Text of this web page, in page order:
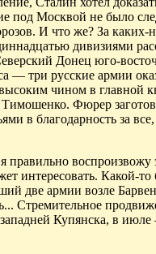
под Москвой не было
И что же? За каких-
дивизиями
Донец юго-
— три русские армии
чином в главной
Фюрер
в благодарность за
правильно воспроизвожу
интересовать. Какой-то
две армии возле
Стремительное
Купянска, в